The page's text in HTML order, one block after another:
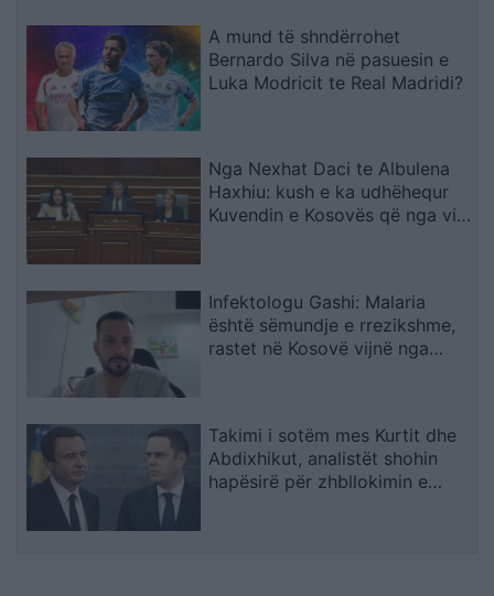
A mund të shndërrohet
Bernardo Silva në pasuesin e
Luka Modricit te Real Madridi?
Nga Nexhat Daci te Albulena
Haxhiu: kush e ka udhëhequr
Kuvendin e Kosovës që nga viti
Infektologu Gashi: Malaria
është sëmundje e rrezikshme,
rastet në Kosovë vijnë nga
Takimi i sotëm mes Kurtit dhe
Abdixhikut, analistët shohin
hapësirë për zhbllokimin e